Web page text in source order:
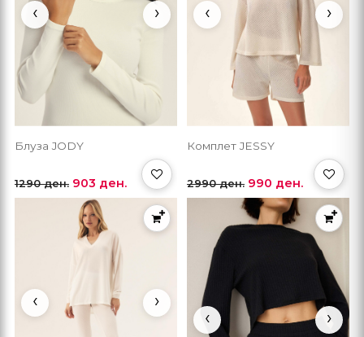
‹ ›
Блуза JODY
1290 ден. 903 ден.
‹ ›
Комплет JESSY
2990 ден. 990 ден.
‹ ›
‹ ›